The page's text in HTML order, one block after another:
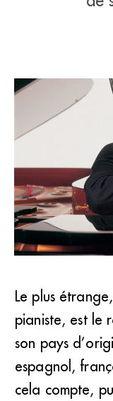
Radu Lupu
Le plus
pianiste, est le
son pays
espagnol,
cela compte,